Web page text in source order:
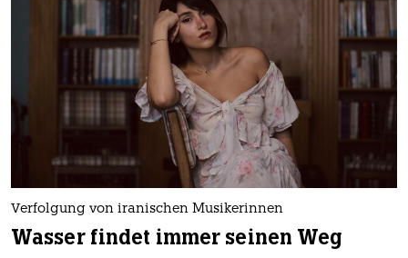
genossenschaft
epaper login
Verfolgung von iranischen Musikerinnen
Wasser findet immer seinen Weg